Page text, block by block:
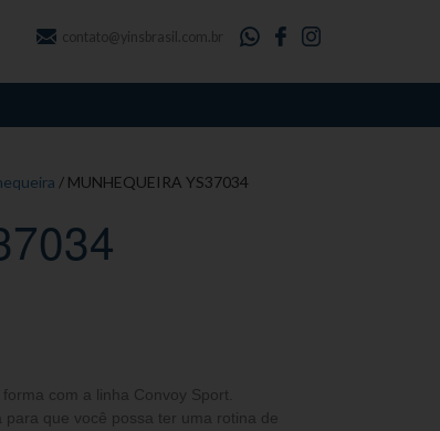
contato@yinsbrasil.com.br
/ MUNHEQUEIRA YS37034
com a linha Convoy Sport.
que você possa ter uma rotina de